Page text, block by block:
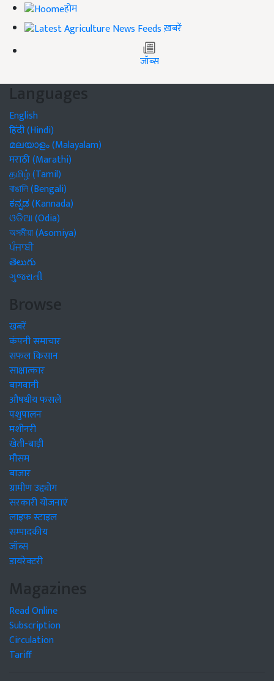
होम
ख़बरें
जॉब्स
Languages
English
हिंदी (Hindi)
മലയാളം (Malayalam)
मराठी (Marathi)
தமிழ் (Tamil)
বাঙালি (Bengali)
ಕನ್ನಡ (Kannada)
ଓଡିଆ (Odia)
অসমীয়া (Asomiya)
ਪੰਜਾਬੀ
తెలుగు
ગુજરાતી
Browse
खबरें
कंपनी समाचार
सफल किसान
साक्षात्कार
बागवानी
औषधीय फसलें
पशुपालन
मशीनरी
खेती-बाड़ी
मौसम
बाजार
ग्रामीण उद्द्योग
सरकारी योजनाएं
लाइफ स्टाइल
सम्पादकीय
जॉब्स
डायरेक्टरी
Magazines
Read Online
Subscription
Circulation
Tariff